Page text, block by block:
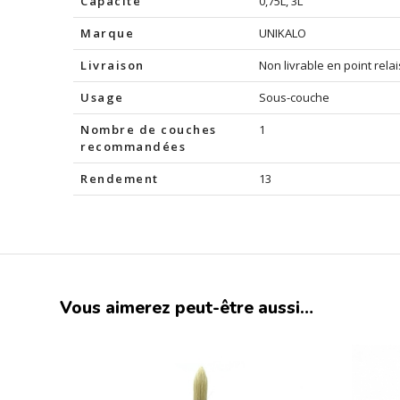
Marque
UNIKALO
Livraison
Non livrable en point
Usage
Sous-couche
Nombre de couches
recommandées
1
Rendement 13
Vous aimerez peut-être aussi…